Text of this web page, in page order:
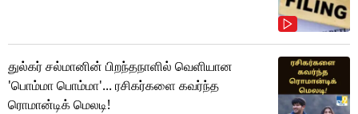
துல்கர் சல்மானின் பிறந்தநாளில் வெளியான
'பொம்மா பொம்மா'... ரசிகர்களை கவர்ந்த
ரொமான்டிக் மெலடி!